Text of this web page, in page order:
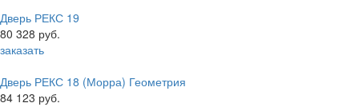
Дверь РЕКС 19
80 328 руб.
заказать
Дверь РЕКС 18 (Морра) Геометрия
84 123 руб.